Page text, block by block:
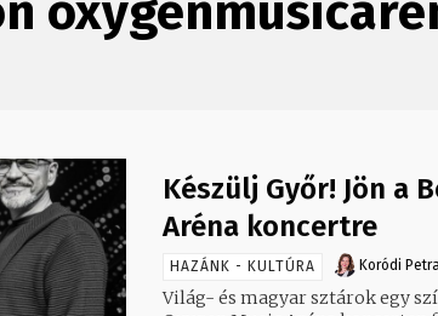
Készülj Győr! Jön a
Aréna koncertre
HAZÁNK - KULTÚRA Koródi
Világ- és magyar sztárok egy